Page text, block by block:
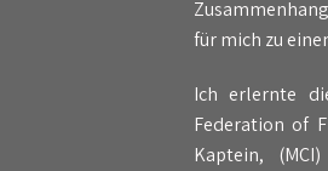
für mich zu
Ich erlernte
Federation of
Kaptein,